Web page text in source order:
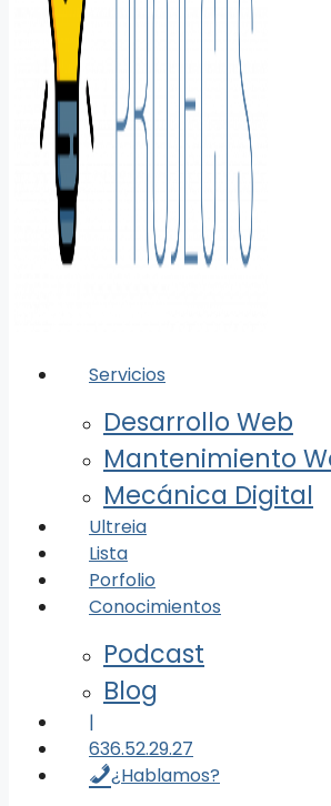
Servicios
Desarrollo Web
Mantenimiento
Mecánica Digital
Ultreia
Lista
Porfolio
Conocimientos
Podcast
Blog
|
636.52.29.27
¿Hablamos?